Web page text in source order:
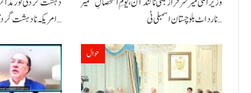
امریکہ نا دہشت گردی نا برخلاف کمکاری ءِ…
نا رد اٹ بلوچستان اسمبلی ٹی…
حوال